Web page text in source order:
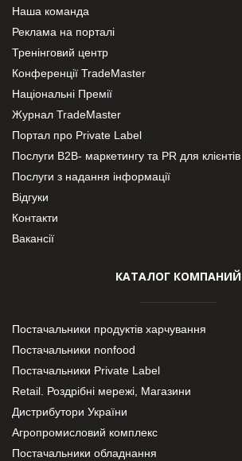
Наша команда
Реклама на порталі
Тренінговий центр
Конференції TradeMaster
Національні Премії
Журнал TradeMaster
Портал про Private Label
Послуги В2В- маркетингу та PR для клієнтів
Послуги з надання інформації
Відгуки
Контакти
Вакансії
КАТАЛОГ КОМПАНИЙ
Постачальники продуктів харчування
Постачальники nonfood
Постачальники Private Label
Retail. Роздрібні мережі, Магазини
Дистрибутори України
Агропромисловий комплекс
Постачальники обладнання